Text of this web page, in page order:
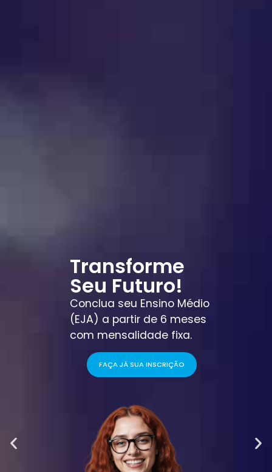
Transforme
Seu Futuro!
Conclua seu Ensino Médio
(EJA) a partir de 6 meses
com mensalidade fixa.
FAÇA JÁ SUA INSCRIÇÃO